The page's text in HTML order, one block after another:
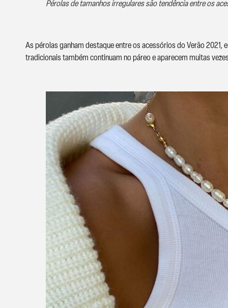
Pérolas de tamanhos irregulares são tendência entre os
As pérolas ganham destaque entre os acessórios do Verão
tradicionais também continuam no páreo e aparecem muitas